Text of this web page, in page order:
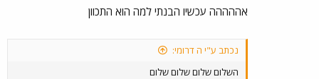
אההההה עכשיו הבנתי למה הוא התכוון
נכתב ע"י ה דרומי:
השלום שלום שלום שלום